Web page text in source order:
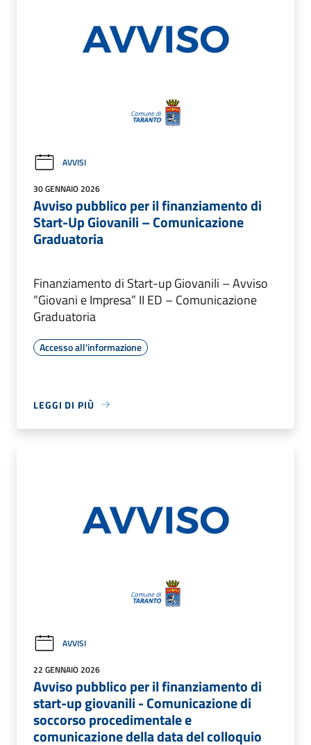
AVVISI
30 GENNAIO 2026
Avviso pubblico per il finanziamento di
Start-Up Giovanili – Comunicazione
Graduatoria
Finanziamento di Start-up Giovanili – Avviso
“Giovani e Impresa” II ED – Comunicazione
Graduatoria
Accesso all'informazione
LEGGI DI PIÙ
AVVISI
22 GENNAIO 2026
Avviso pubblico per il finanziamento di
start-up giovanili - Comunicazione di
soccorso procedimentale e
comunicazione della data del colloquio